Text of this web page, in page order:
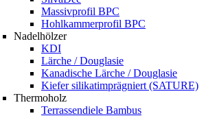
Massivprofil BPC
Hohlkammerprofil BPC
Nadelhölzer
KDI
Lärche / Douglasie
Kanadische Lärche / Douglasie
Kiefer silikatimprägniert (SATURE)
Thermoholz
Terrassendiele Bambus